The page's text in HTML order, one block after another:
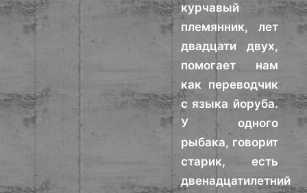
курчавый
племянник, лет
двадцати двух,
помогает нам
как переводчик
с языка йоруба.
У одного
рыбака, говорит
старик, есть
двенадцатилетний